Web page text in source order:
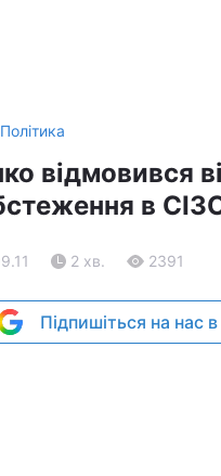
Політика
відмовився
в
2 хв. 2391
Підпишіться на нас